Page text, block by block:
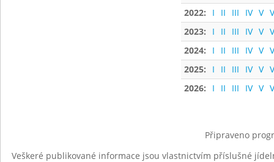
2022:
I II III IV V
2023:
I II III IV V
2024:
I II III IV V
2025:
I II III IV V
2026:
I II III IV V
Připraveno
Veškeré publikované informace jsou vlastnictvím příslušné